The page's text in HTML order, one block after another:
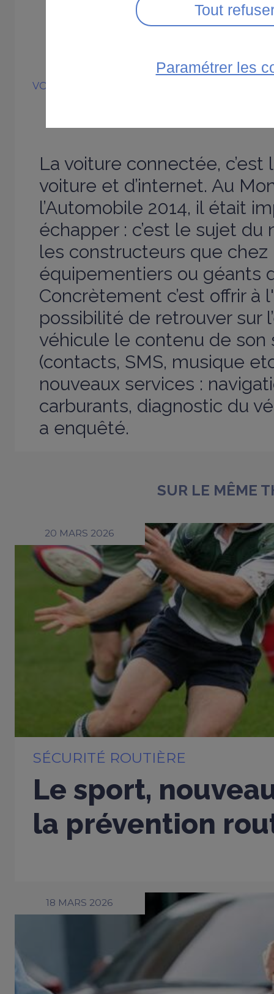
VOITURE
La voiture connectée,
voiture et d’internet. Au
l’Automobile 2014, il était
échapper : c’est le sujet
les constructeurs que chez
équipementiers ou géants
Concrètement c’est offrir à
possibilité de retrouver sur
véhicule le contenu de son
(contacts, SMS, musique
nouveaux services :
carburants, diagnostic du
a enquêté.
SUR LE MÊME
20 MARS 2026
SÉCURITÉ ROUTIÈRE
Le sport,
la prévention
18 MARS 2026
Tout
Paramétrer les